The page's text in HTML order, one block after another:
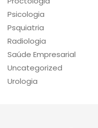
Psicologia
Psquiatria
Radiologia
Saúde Empresarial
Uncategorized
Urologia